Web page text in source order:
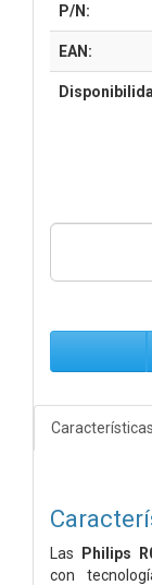
P/N:
EAN:
Características
Las Philips
con